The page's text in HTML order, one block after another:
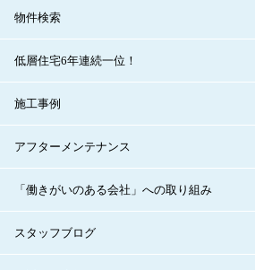
物件検索
低層住宅6年連続一位！
施工事例
アフターメンテナンス
「働きがいのある会社」への取り組み
スタッフブログ